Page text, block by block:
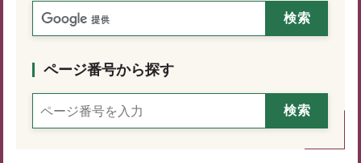
ページ番号から探す